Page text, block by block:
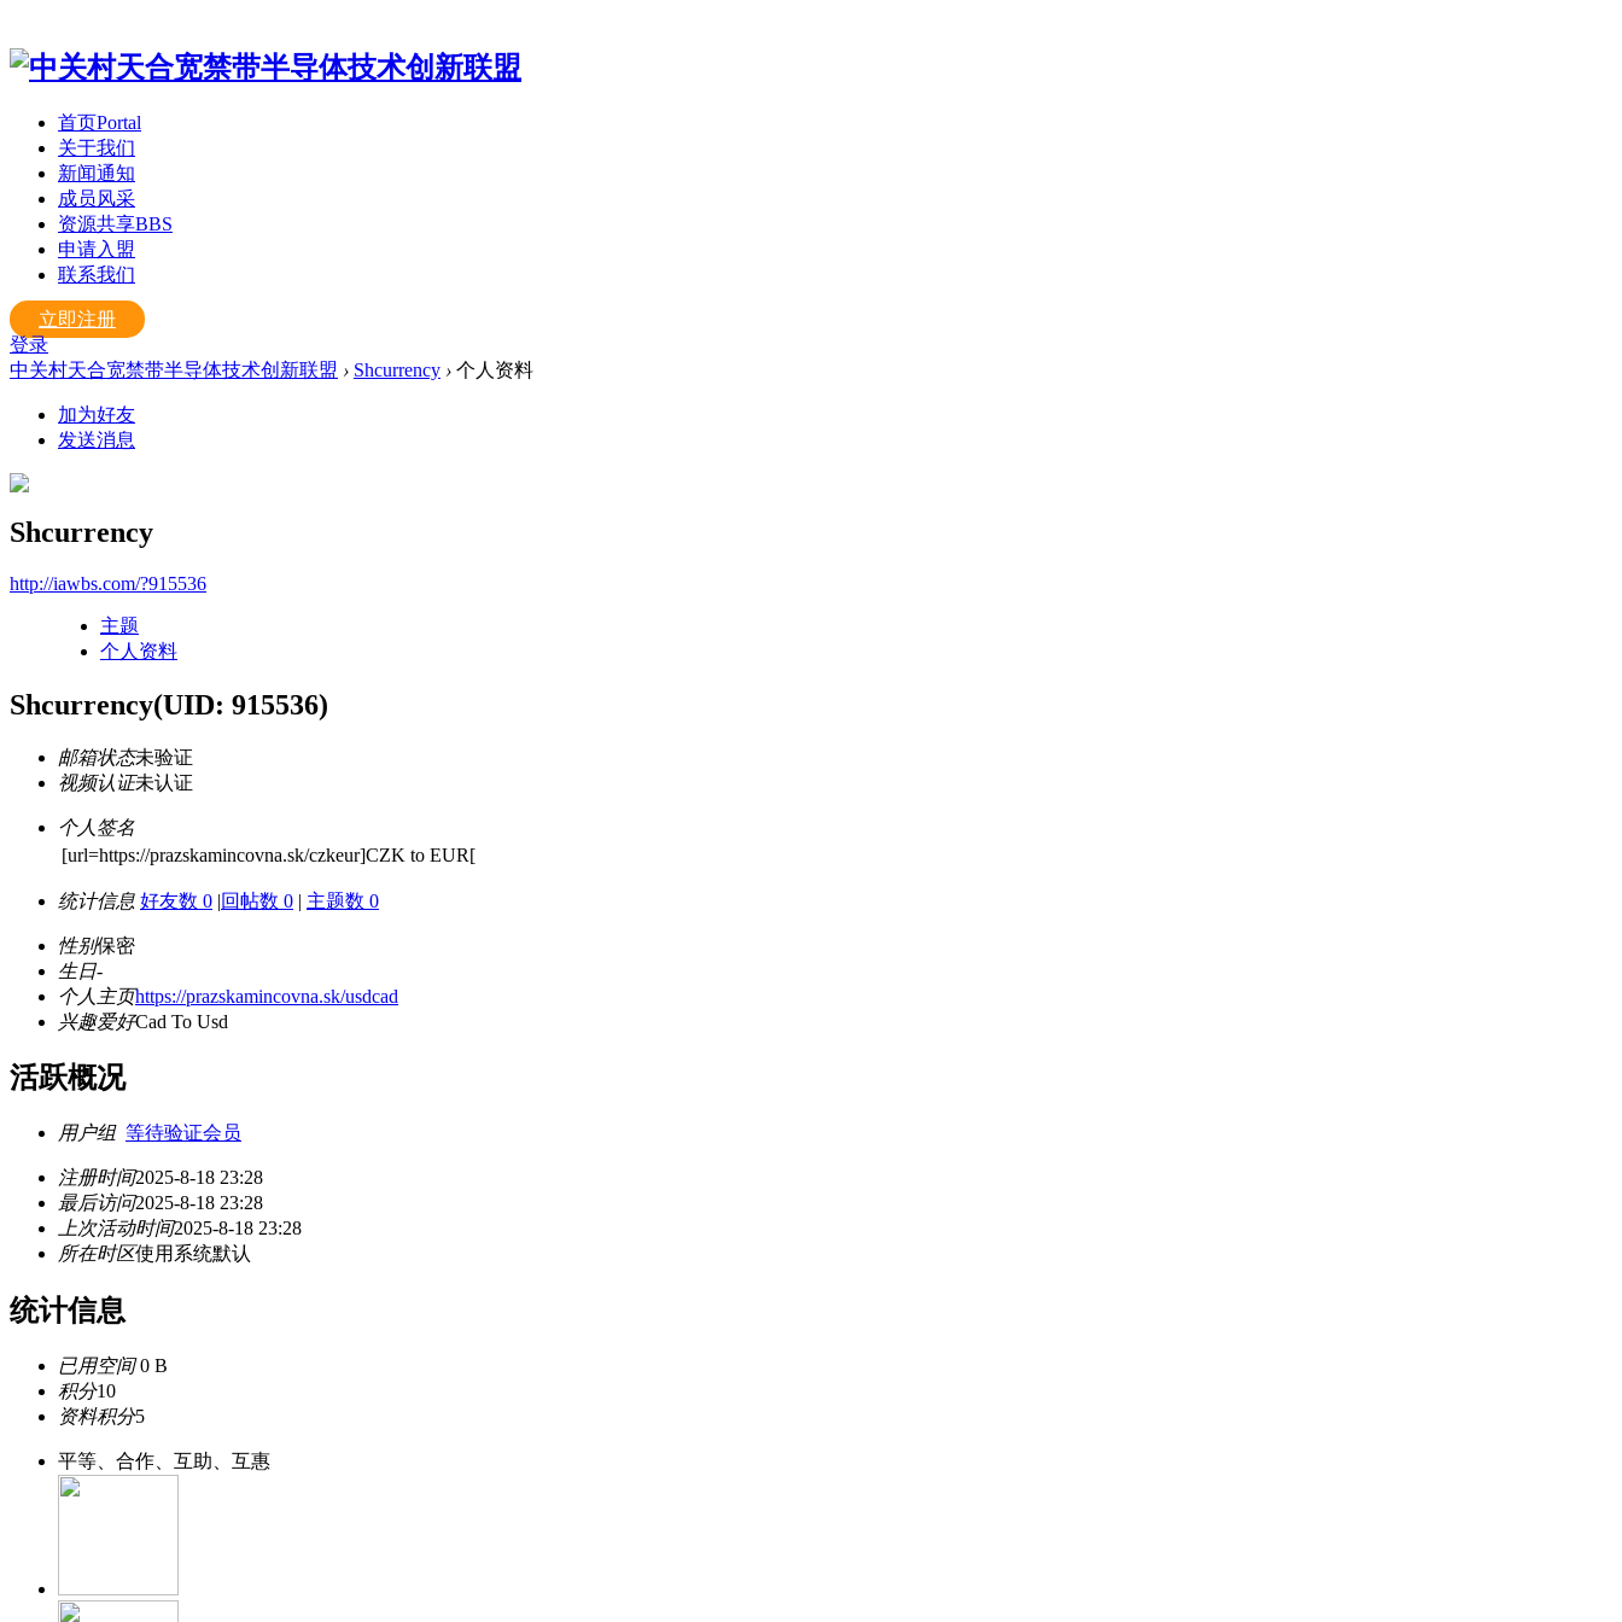
首页Portal
关于我们
新闻通知
成员风采
资源共享BBS
申请入盟
联系我们
立即注册
登录
中关村天合宽禁带半导体技术创新联盟 › Shcurrency › 个人资料
加为好友
发送消息
Shcurrency
http://iawbs.com/?915536
主题
个人资料
Shcurrency(UID: 915536)
邮箱状态未验证
视频认证未认证
个人签名
[url=https://prazskamincovna.sk/czkeur]CZK to EUR[
统计信息 好友数 0 |回帖数 0 | 主题数 0
性别保密
生日-
个人主页https://prazskamincovna.sk/usdcad
兴趣爱好Cad To Usd
活跃概况
用户组 等待验证会员
注册时间2025-8-18 23:28
最后访问2025-8-18 23:28
上次活动时间2025-8-18 23:28
所在时区使用系统默认
统计信息
已用空间0 B
积分10
资料积分5
平等、合作、互助、互惠